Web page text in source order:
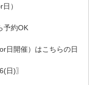
）
約OK
日開催）はこちらの日
日)〗